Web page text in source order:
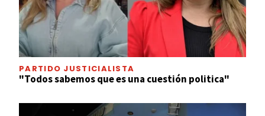
PARTIDO JUSTICIALISTA
"Todos sabemos que es una cuestión politica"